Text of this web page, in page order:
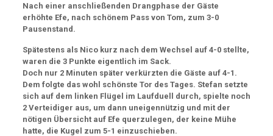
Nach einer anschließenden Drangphase der Gäste
erhöhte Efe, nach schönem Pass von Tom, zum 3-0
Pausenstand.
Spätestens als Nico kurz nach dem Wechsel auf 4-0 stellte,
waren die 3 Punkte eigentlich im Sack.
Doch nur 2 Minuten später verkürzten die Gäste auf 4-1.
Dem folgte das wohl schönste Tor des Tages. Stefan setzte
sich auf dem linken Flügel im Laufduell durch, spielte noch
2 Verteidiger aus, um dann uneigennützig und mit der
nötigen Übersicht auf Efe querzulegen, der keine Mühe
hatte, die Kugel zum 5-1 einzuschieben.